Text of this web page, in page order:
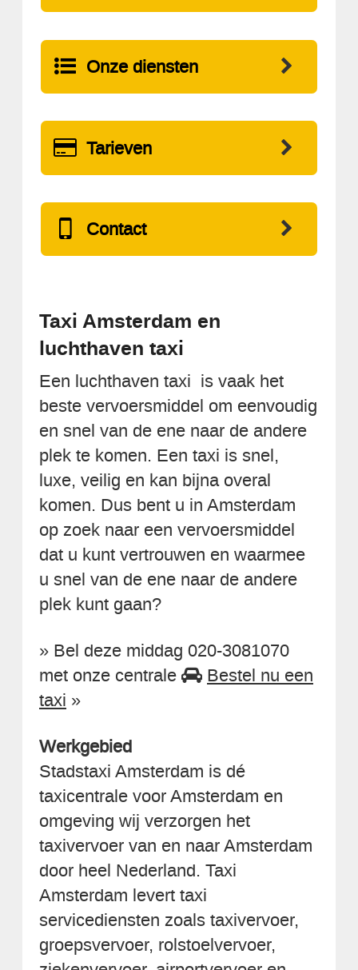
Onze diensten
Tarieven
Contact
Taxi Amsterdam en
luchthaven taxi
Een luchthaven taxi is vaak het
beste vervoersmiddel om eenvoudig
en snel van de ene naar de andere
plek te komen. Een taxi is snel,
luxe, veilig en kan bijna overal
komen. Dus bent u in Amsterdam
op zoek naar een vervoersmiddel
dat u kunt vertrouwen en waarmee
u snel van de ene naar de andere
plek kunt gaan?
» Bel deze middag 020-3081070
met onze centrale
Bestel nu een
taxi »
Werkgebied
Stadstaxi Amsterdam is dé
taxicentrale voor Amsterdam en
omgeving wij verzorgen het
taxivervoer van en naar Amsterdam
door heel Nederland. Taxi
Amsterdam levert taxi
servicediensten zoals taxivervoer,
groepsvervoer, rolstoelvervoer,